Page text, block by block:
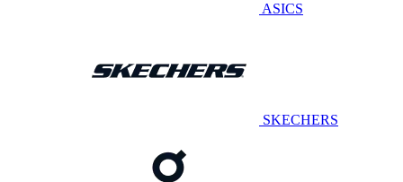
ASICS
SKECHERS